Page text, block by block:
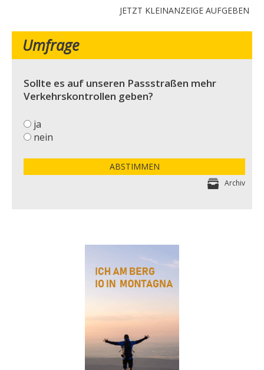
JETZT KLEINANZEIGE AUFGEBEN
Umfrage
Sollte es auf unseren Passstraßen mehr
Verkehrskontrollen geben?
ja
nein
ABSTIMMEN
Archiv